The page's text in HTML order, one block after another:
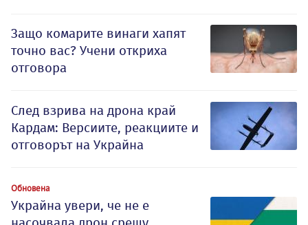
Защо комарите винаги хапят
точно вас? Учени откриха
отговора
След взрива на дрона край
Кардам: Версиите, реакциите и
отговорът на Украйна
Обновена
Украйна увери, че не е